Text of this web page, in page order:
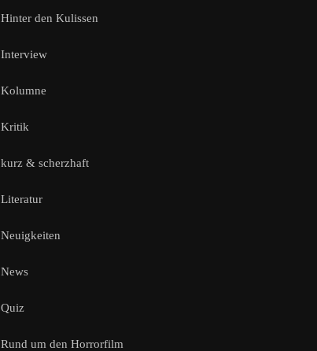
Hinter den Kulissen
Interview
Kolumne
Kritik
kurz & scherzhaft
Literatur
Neuigkeiten
News
Quiz
Rund um den Horrorfilm